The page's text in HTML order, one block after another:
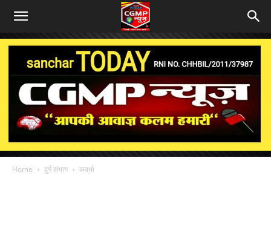
Home दुर्ग संभाग कवर्धा